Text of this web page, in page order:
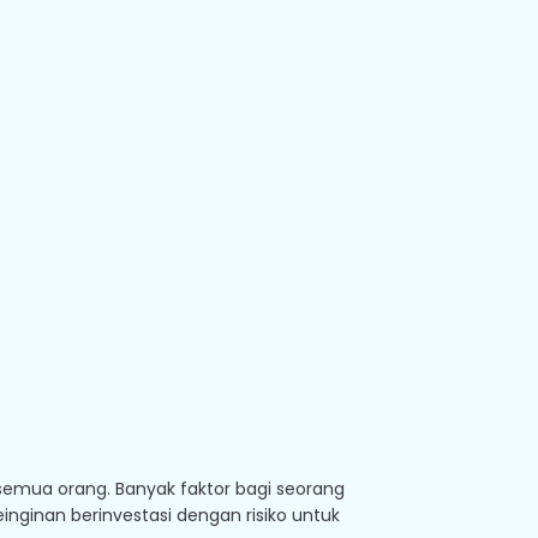
orang. Banyak faktor bagi seorang
berinvestasi dengan risiko untuk